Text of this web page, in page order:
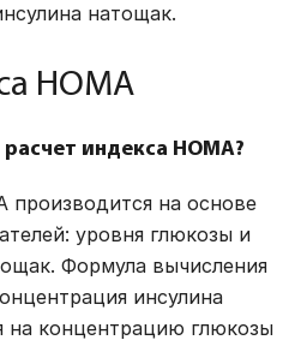
натощак.
HOMA
индекса HOMA?
производится на основе
уровня глюкозы и
Формула вычисления
инсулина
на концентрацию глюкозы